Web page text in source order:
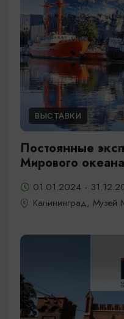
ВЫСТАВКИ
Постоянные
Мирового океана
01.01.2024 -
Калининград, Музей